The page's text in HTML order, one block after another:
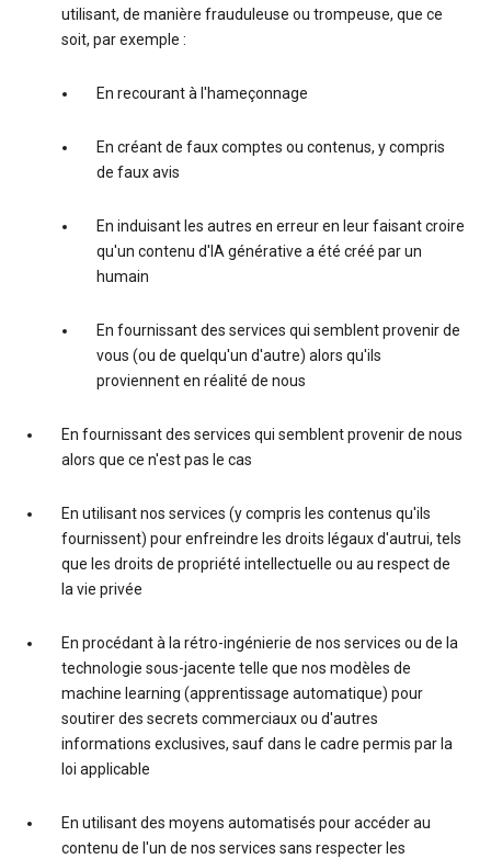
utilisant, de manière frauduleuse ou trompeuse, que ce
soit, par exemple :
En recourant à l'hameçonnage
En créant de faux comptes ou contenus, y compris
de faux avis
En induisant les autres en erreur en leur faisant croire
qu'un contenu d'IA générative a été créé par un
humain
En fournissant des services qui semblent provenir de
vous (ou de quelqu'un d'autre) alors qu'ils
proviennent en réalité de nous
En fournissant des services qui semblent provenir de nous
alors que ce n'est pas le cas
En utilisant nos services (y compris les contenus qu'ils
fournissent) pour enfreindre les droits légaux d'autrui, tels
que les droits de propriété intellectuelle ou au respect de
la vie privée
En procédant à la rétro-ingénierie de nos services ou de la
technologie sous-jacente telle que nos modèles de
machine learning (apprentissage automatique) pour
soutirer des secrets commerciaux ou d'autres
informations exclusives, sauf dans le cadre permis par la
loi applicable
En utilisant des moyens automatisés pour accéder au
contenu de l'un de nos services sans respecter les